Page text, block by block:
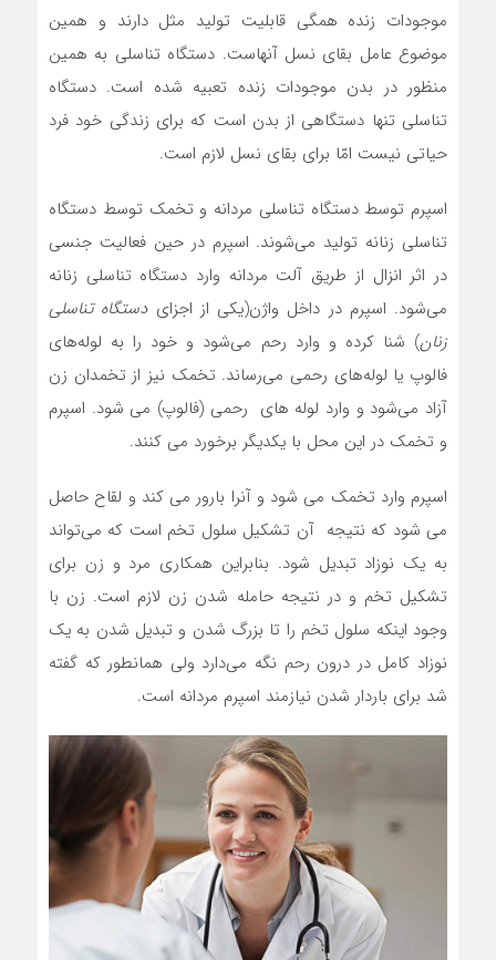
موجودات زنده همگی قابلیت تولید مثل دارند و همین
موضوع عامل بقای نسل آنهاست. دستگاه تناسلی به همین
منظور در بدن موجودات زنده تعبیه شده است. دستگاه
تناسلی تنها دستگاهی از بدن است که برای زندگی خود فرد
حیاتی نیست امّا برای بقای نسل لازم است.
اسپرم توسط دستگاه تناسلی مردانه و تخمک توسط دستگاه
تناسلی زنانه تولید می‌شوند. اسپرم در حین فعالیت جنسی
در اثر انزال از طریق آلت مردانه وارد دستگاه تناسلی زنانه
می‌شود. اسپرم در داخل واژن(یکی از اجزایدستگاه تناسلی
زنان) شنا کرده و وارد رحم می‌شود و خود را به لوله‌های
فالوپ یا لوله‌های رحمی می‌رساند. تخمک نیز از تخمدان زن
آزاد می‌شود و وارد لوله های رحمی (فالوپ) می شود. اسپرم
و تخمک در این محل با یکدیگر برخورد می کنند.
اسپرم وارد تخمک می شود و آنرا بارور می کند و لقاح حاصل
می شود که نتیجه آن تشکیل سلول تخم است که می‌تواند
به یک نوزاد تبدیل شود. بنابراین همکاری مرد و زن برای
تشکیل تخم و در نتیجه حامله شدن زن لازم است. زن با
وجود اینکه سلول تخم را تا بزرگ شدن و تبدیل شدن به یک
نوزاد کامل در درون رحم نگه می‌دارد ولی همانطور که گفته
شد برای باردار شدن نیازمند اسپرم مردانه است.